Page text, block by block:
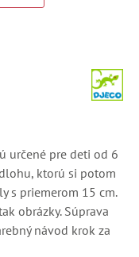
určené pre deti od 6
ktorú si potom
s priemerom 15 cm.
obrázky. Súprava
návod krok za